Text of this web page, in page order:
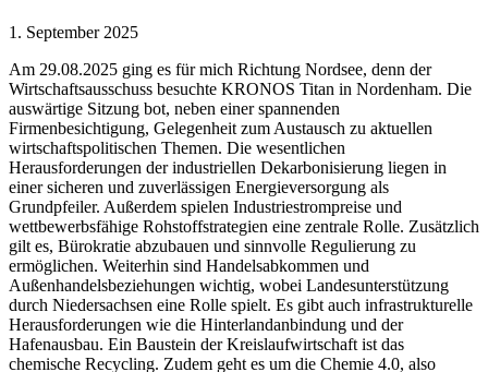
1. September 2025
Am 29.08.2025 ging es für mich Richtung Nordsee, denn der
Wirtschaftsausschuss besuchte KRONOS Titan in Nordenham. Die
auswärtige Sitzung bot, neben einer spannenden
Firmenbesichtigung, Gelegenheit zum Austausch zu aktuellen
wirtschaftspolitischen Themen. Die wesentlichen
Herausforderungen der industriellen Dekarbonisierung liegen in
einer sicheren und zuverlässigen Energieversorgung als
Grundpfeiler. Außerdem spielen Industriestrompreise und
wettbewerbsfähige Rohstoffstrategien eine zentrale Rolle. Zusätzlich
gilt es, Bürokratie abzubauen und sinnvolle Regulierung zu
ermöglichen. Weiterhin sind Handelsabkommen und
Außenhandelsbeziehungen wichtig, wobei Landesunterstützung
durch Niedersachsen eine Rolle spielt. Es gibt auch infrastrukturelle
Herausforderungen wie die Hinterlandanbindung und der
Hafenausbau. Ein Baustein der Kreislaufwirtschaft ist das
chemische Recycling. Zudem geht es um die Chemie 4.0, also